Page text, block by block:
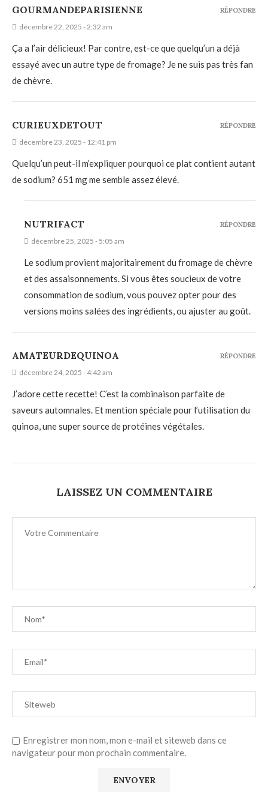
GOURMANDEPARISIENNE
décembre 22, 2025 - 2:32 am
Ça a l’air délicieux! Par contre, est-ce que quelqu’un a déjà
essayé avec un autre type de fromage? Je ne suis pas très fan
de chèvre.
RÉPONDRE
CURIEUXDETOUT
décembre 23, 2025 - 12:41 pm
Quelqu’un peut-il m’expliquer pourquoi ce plat contient autant
de sodium? 651 mg me semble assez élevé.
RÉPONDRE
NUTRIFACT
décembre 25, 2025 - 5:05 am
Le sodium provient majoritairement du fromage de chèvre
et des assaisonnements. Si vous êtes soucieux de votre
consommation de sodium, vous pouvez opter pour des
versions moins salées des ingrédients, ou ajuster au goût.
RÉPONDRE
AMATEURDEQUINOA
décembre 24, 2025 - 4:42 am
J’adore cette recette! C’est la combinaison parfaite de
saveurs automnales. Et mention spéciale pour l’utilisation du
quinoa, une super source de protéines végétales.
RÉPONDRE
LAISSEZ UN COMMENTAIRE
Enregistrer mon nom, mon e-mail et siteweb dans ce
navigateur pour mon prochain commentaire.